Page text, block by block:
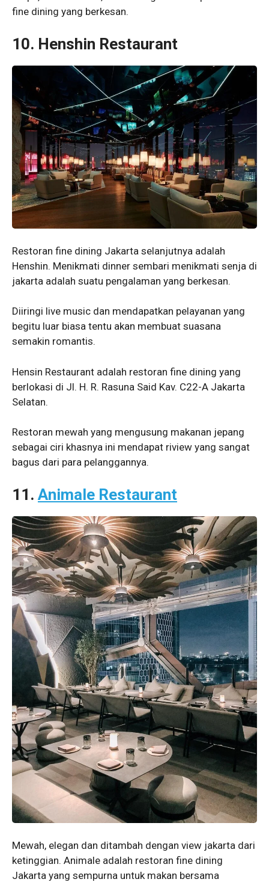
fine dining yang berkesan.
10. Henshin Restaurant
Restoran fine dining Jakarta selanjutnya adalah
Henshin. Menikmati dinner sembari menikmati senja di
jakarta adalah suatu pengalaman yang berkesan.
Diiringi live music dan mendapatkan pelayanan yang
begitu luar biasa tentu akan membuat suasana
semakin romantis.
Hensin Restaurant adalah restoran fine dining yang
berlokasi di Jl. H. R. Rasuna Said Kav. C22-A Jakarta
Selatan.
Restoran mewah yang mengusung makanan jepang
sebagai ciri khasnya ini mendapat riview yang sangat
bagus dari para pelanggannya.
11. Animale Restaurant
Mewah, elegan dan ditambah dengan view jakarta dari
ketinggian. Animale adalah restoran fine dining
Jakarta yang sempurna untuk makan bersama